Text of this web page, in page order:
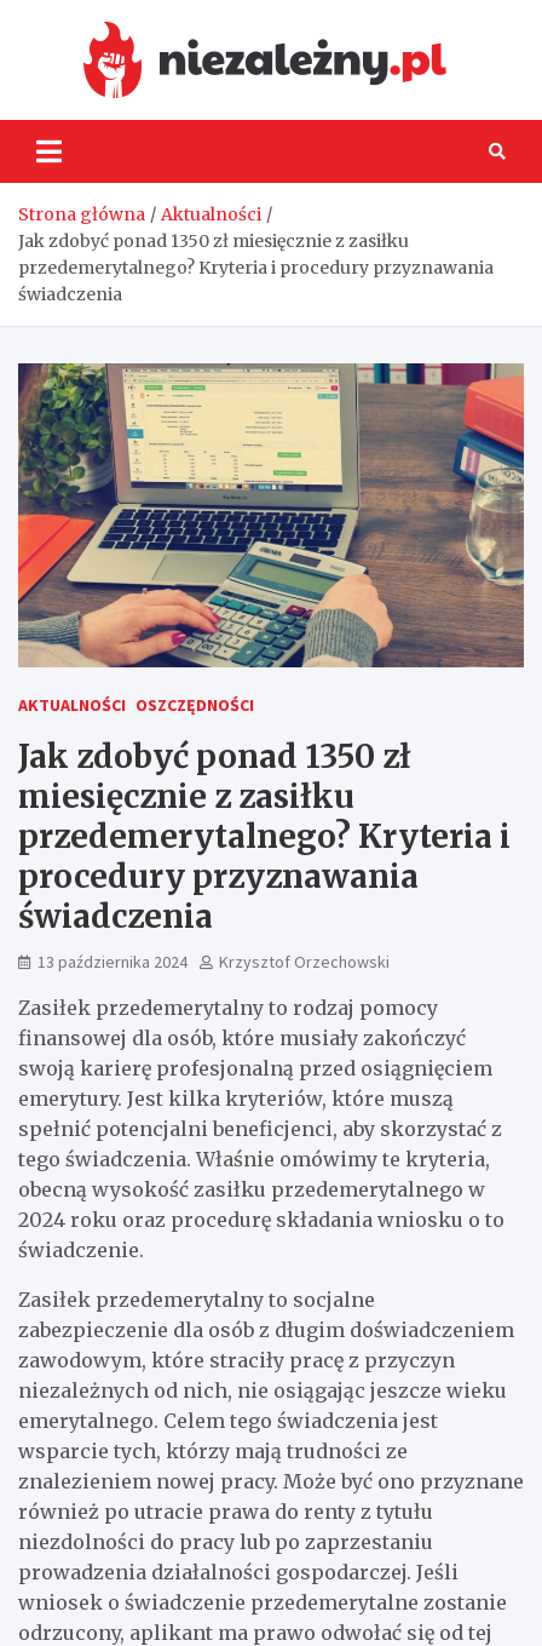
Strona główna
Aktualności
Jak zdobyć ponad 1350 zł miesięcznie z zasiłku
przedemerytalnego? Kryteria i procedury przyznawania
świadczenia
AKTUALNOŚCI OSZCZĘDNOŚCI
Jak zdobyć ponad 1350 zł
miesięcznie z zasiłku
przedemerytalnego? Kryteria i
procedury przyznawania
świadczenia
13 października 2024 Krzysztof Orzechowski
Zasiłek przedemerytalny to rodzaj pomocy
finansowej dla osób, które musiały zakończyć
swoją karierę profesjonalną przed osiągnięciem
emerytury. Jest kilka kryteriów, które muszą
spełnić potencjalni beneficjenci, aby skorzystać z
tego świadczenia. Właśnie omówimy te kryteria,
obecną wysokość zasiłku przedemerytalnego w
2024 roku oraz procedurę składania wniosku o to
świadczenie.
Zasiłek przedemerytalny to socjalne
zabezpieczenie dla osób z długim doświadczeniem
zawodowym, które straciły pracę z przyczyn
niezależnych od nich, nie osiągając jeszcze wieku
emerytalnego. Celem tego świadczenia jest
wsparcie tych, którzy mają trudności ze
znalezieniem nowej pracy. Może być ono przyznane
również po utracie prawa do renty z tytułu
niezdolności do pracy lub po zaprzestaniu
prowadzenia działalności gospodarczej. Jeśli
wniosek o świadczenie przedemerytalne zostanie
odrzucony, aplikant ma prawo odwołać się od tej